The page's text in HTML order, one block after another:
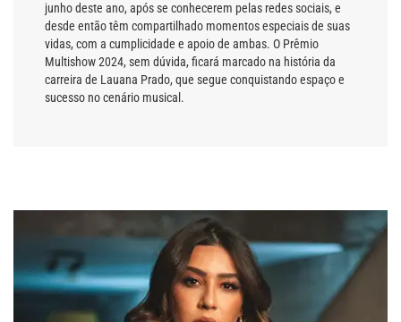
junho deste ano, após se conhecerem pelas redes sociais, e
desde então têm compartilhado momentos especiais de suas
vidas, com a cumplicidade e apoio de ambas. O Prêmio
Multishow 2024, sem dúvida, ficará marcado na história da
carreira de Lauana Prado, que segue conquistando espaço e
sucesso no cenário musical.